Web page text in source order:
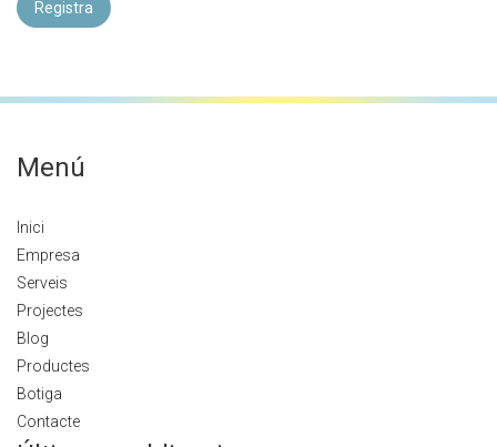
Menú
Inici
Empresa
Serveis
Projectes
Blog
Productes
Botiga
Contacte